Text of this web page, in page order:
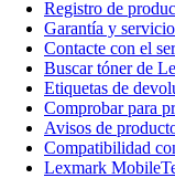
Registro de
Garantía y
Contacte con el
Buscar tóner de
Etiquetas de
Comprobar para
Avisos de
Compatibilidad
Lexmark